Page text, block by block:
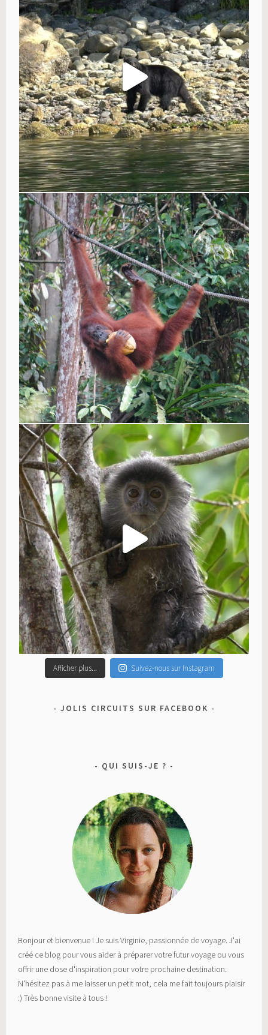
Afficher plus... Suivez-nous sur Instagram
JOLIS CIRCUITS SUR FACEBOOK
QUI SUIS-JE ?
Bonjour et bienvenue ! Je suis Virginie, passionnée de voyage. J'ai
créé ce blog pour vous aider à préparer votre futur voyage ou vous
offrir une dose d'inspiration pour votre prochaine destination.
N'hésitez pas à me laisser un petit mot, cela me fait toujours plaisir
:) Très bonne visite à tous !